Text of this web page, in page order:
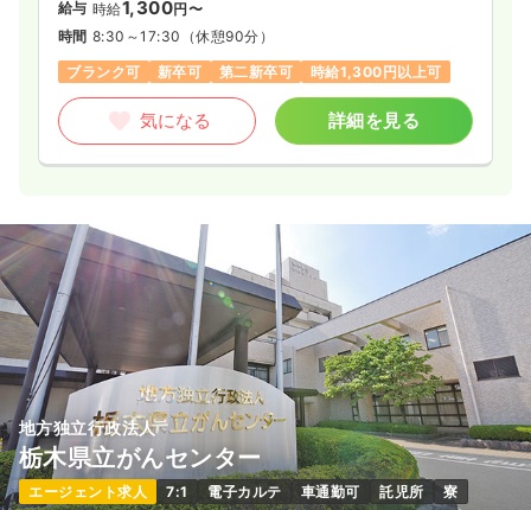
給与 時給1,300円〜
時間 8:30～17:30 （休憩90分）
ブランク可
新卒可 第二新卒可 時給1,300円以上可
気になる 詳細を見る
地方独立行政法人
栃木県立がんセンター
エージェント求人 7:1 電子カルテ 車通勤可 託児所 寮